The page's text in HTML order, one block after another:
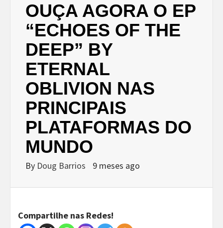
OUÇA AGORA O EP
“ECHOES OF THE
DEEP” BY
ETERNAL
OBLIVION NAS
PRINCIPAIS
PLATAFORMAS DO
MUNDO
By Doug Barrios 9 meses ago
Compartilhe nas Redes!